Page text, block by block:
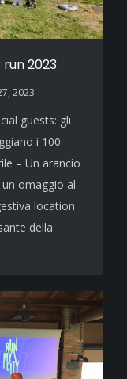
2023
2023
guests: gli
i 100
– Un arancio
un omaggio al
location
della